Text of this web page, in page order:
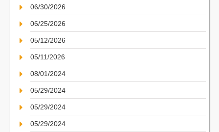
06/30/2026
06/25/2026
05/12/2026
05/11/2026
08/01/2024
05/29/2024
05/29/2024
05/29/2024